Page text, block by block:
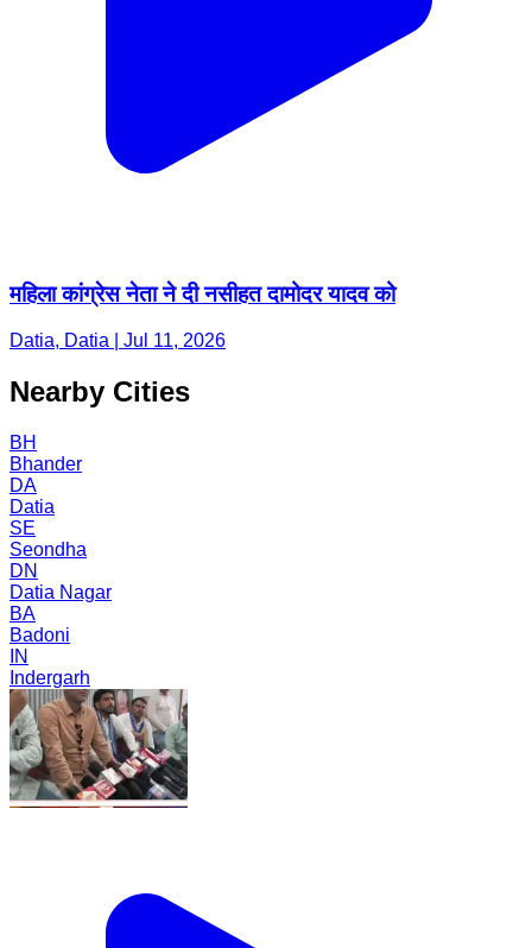
महिला कांग्रेस नेता ने दी नसीहत दामोदर यादव को
Datia, Datia | Jul 11, 2026
Nearby Cities
BH
Bhander
DA
Datia
SE
Seondha
DN
Datia Nagar
BA
Badoni
IN
Indergarh